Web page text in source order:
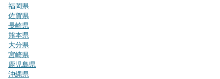
福岡県
佐賀県
長崎県
熊本県
大分県
宮崎県
鹿児島県
沖縄県